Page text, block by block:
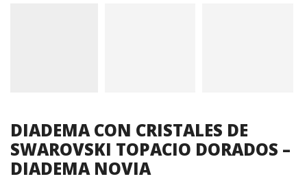
DIADEMA CON CRISTALES DE
SWAROVSKI TOPACIO DORADOS –
DIADEMA NOVIA